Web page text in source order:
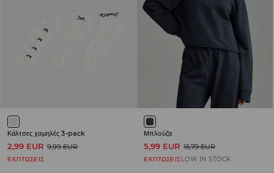
Κάλτσες χαμηλές 3-pack
2,99 EUR 9,99 EUR
ΕΚΠΤΩΣΕΙΣ
Μπλούζα
5,99 EUR 15,79 EUR
ΕΚΠΤΩΣΕΙΣLOW IN STOCK